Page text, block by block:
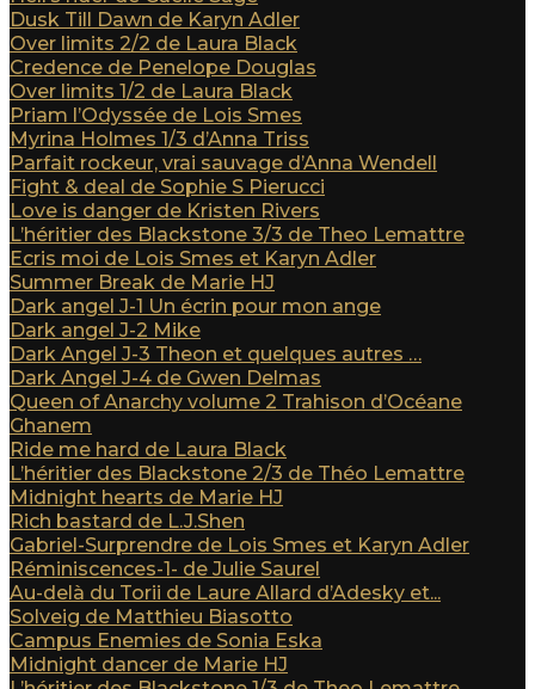
Dusk Till Dawn de Karyn Adler
Over limits 2/2 de Laura Black
Credence de Penelope Douglas
Over limits 1/2 de Laura Black
Priam l’Odyssée de Lois Smes
Myrina Holmes 1/3 d’Anna Triss
Parfait rockeur, vrai sauvage d’Anna Wendell
Fight & deal de Sophie S Pierucci
Love is danger de Kristen Rivers
L’héritier des Blackstone 3/3 de Theo Lemattre
Ecris moi de Lois Smes et Karyn Adler
Summer Break de Marie HJ
Dark angel J-1 Un écrin pour mon ange
Dark angel J-2 Mike
Dark Angel J-3 Theon et quelques autres …
Dark Angel J-4 de Gwen Delmas
Queen of Anarchy volume 2 Trahison d’Océane
Ghanem
Ride me hard de Laura Black
L’héritier des Blackstone 2/3 de Théo Lemattre
Midnight hearts de Marie HJ
Rich bastard de L.J.Shen
Gabriel-Surprendre de Lois Smes et Karyn Adler
Réminiscences-1- de Julie Saurel
Au-delà du Torii de Laure Allard d’Adesky et...
Solveig de Matthieu Biasotto
Campus Enemies de Sonia Eska
Midnight dancer de Marie HJ